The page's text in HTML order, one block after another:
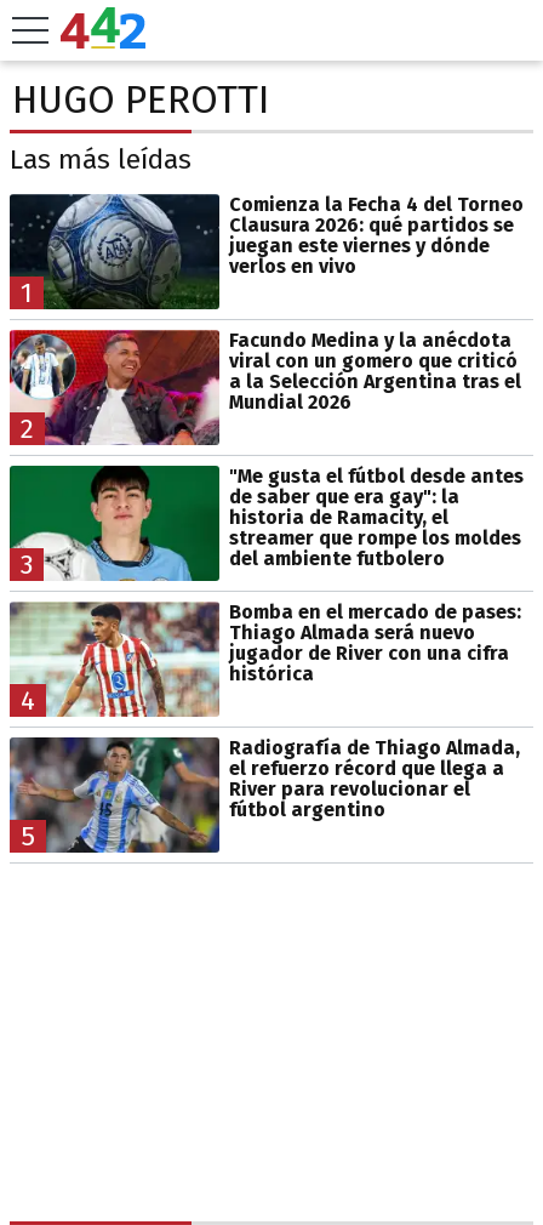
HUGO PEROTTI
Las más leídas
1
Comienza la Fecha 4 del Torneo
Clausura 2026: qué partidos se
juegan este viernes y dónde
verlos en vivo
2
Facundo Medina y la anécdota
viral con un gomero que criticó
a la Selección Argentina tras el
Mundial 2026
3
"Me gusta el fútbol desde antes
de saber que era gay": la
historia de Ramacity, el
streamer que rompe los moldes
del ambiente futbolero
4
Bomba en el mercado de pases:
Thiago Almada será nuevo
jugador de River con una cifra
histórica
5
Radiografía de Thiago Almada,
el refuerzo récord que llega a
River para revolucionar el
fútbol argentino